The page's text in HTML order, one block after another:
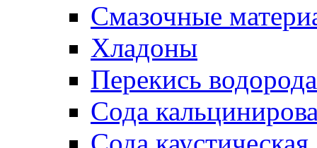
Смазочные
Хладоны
Перекись водорода
Сода